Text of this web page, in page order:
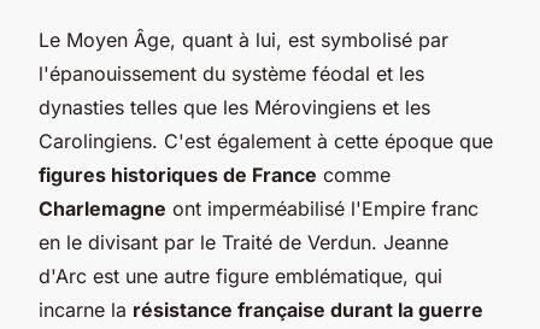
Le Moyen Âge, quant à lui, est symbolisé par
l'épanouissement du système féodal et les
dynasties telles que les Mérovingiens et les
Carolingiens. C'est également à cette époque que
figures historiques de France comme
Charlemagne ont imperméabilisé l'Empire franc
en le divisant par le Traité de Verdun. Jeanne
d'Arc est une autre figure emblématique, qui
incarne la résistance française durant la guerre